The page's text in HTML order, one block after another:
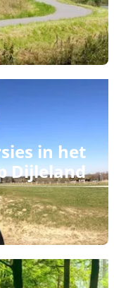
in het
Dijleland